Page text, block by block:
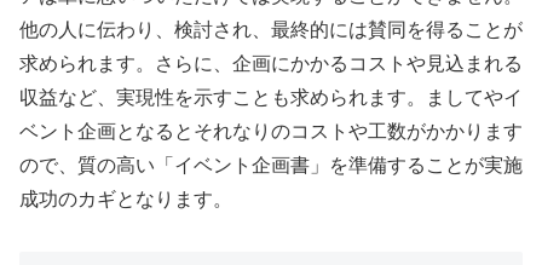
他の人に伝わり、検討され、最終的には賛同を得ることが
求められます。さらに、企画にかかるコストや見込まれる
収益など、実現性を示すことも求められます。ましてやイ
ベント企画となるとそれなりのコストや工数がかかります
ので、質の高い「イベント企画書」を準備することが実施
成功のカギとなります。